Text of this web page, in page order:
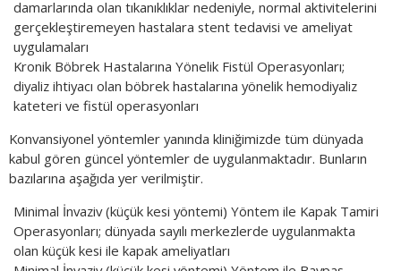
damarlarında olan tıkanıklıklar nedeniyle, normal aktivitelerini
gerçekleştiremeyen hastalara stent tedavisi ve ameliyat
uygulamaları
Kronik Böbrek Hastalarına Yönelik Fistül Operasyonları;
diyaliz ihtiyacı olan böbrek hastalarına yönelik hemodiyaliz
kateteri ve fistül operasyonları
Konvansiyonel yöntemler yanında kliniğimizde tüm dünyada
kabul gören güncel yöntemler de uygulanmaktadır. Bunların
bazılarına aşağıda yer verilmiştir.
Minimal İnvaziv (küçük kesi yöntemi) Yöntem ile Kapak Tamiri
Operasyonları; dünyada sayılı merkezlerde uygulanmakta
olan küçük kesi ile kapak ameliyatları